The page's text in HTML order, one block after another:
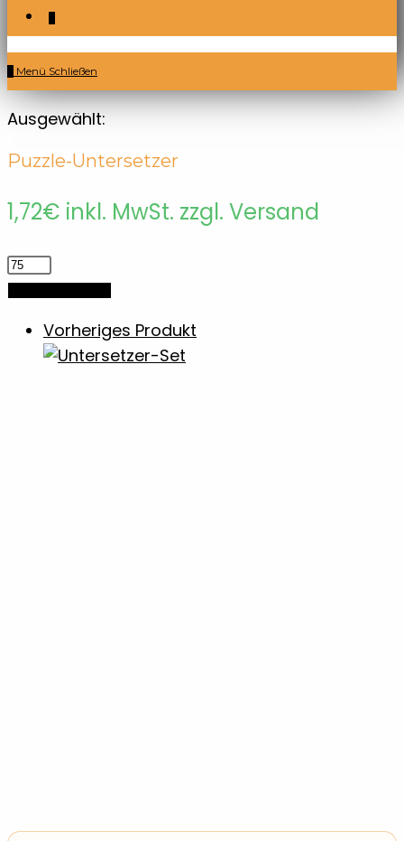
Menü Schließen
Ausgewählt:
Puzzle-Untersetzer
1,72€ inkl. MwSt. zzgl. Versand
Puzzle-
Untersetzer
Vorheriges Produkt